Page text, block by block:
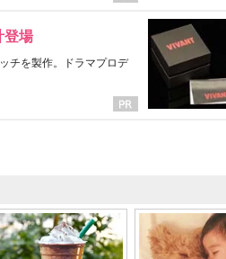
登場
チを製作。ドラマプロデ